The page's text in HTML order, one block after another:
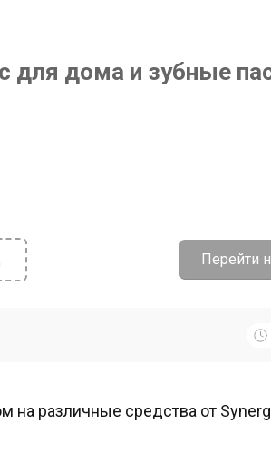
для дома и зубные
Перейти
на различные средства от